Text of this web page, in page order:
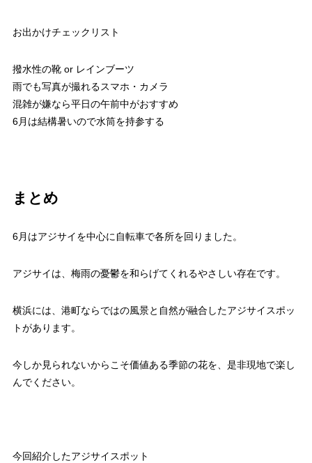
お出かけチェックリスト
撥水性の靴 or レインブーツ
雨でも写真が撮れるスマホ・カメラ
混雑が嫌なら平日の午前中がおすすめ
6月は結構暑いので水筒を持参する
まとめ
6月はアジサイを中心に自転車で各所を回りました。
アジサイは、梅雨の憂鬱を和らげてくれるやさしい存在です。
横浜には、港町ならではの風景と自然が融合したアジサイスポッ
トがあります。
今しか見られないからこそ価値ある季節の花を、是非現地で楽し
んでください。
今回紹介したアジサイスポット